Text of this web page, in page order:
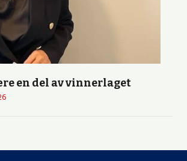
en del av vinnerlaget